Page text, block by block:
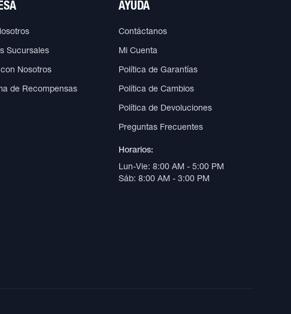
Sucursales
con Nosotros
de Recompensas
AYUDA
Contáctanos
Mi Cuenta
Política de Garantías
Política de Cambios
Política de Devoluciones
Preguntas Frecuentes
Horarios:
Lun-Vie: 8:00 AM - 5:00 PM
Sáb: 8:00 AM - 3:00 PM